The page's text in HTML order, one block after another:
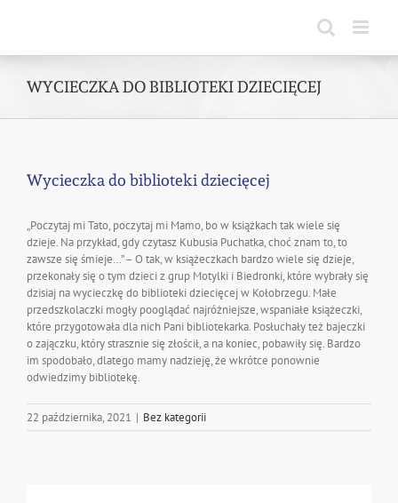
WYCIECZKA DO BIBLIOTEKI DZIECIĘCEJ
Wycieczka do biblioteki dziecięcej
„Poczytaj mi Tato, poczytaj mi Mamo, bo w książkach tak wiele się
dzieje. Na przykład, gdy czytasz Kubusia Puchatka, choć znam to, to
zawsze się śmieje…” – O tak, w książeczkach bardzo wiele się dzieje,
przekonały się o tym dzieci z grup Motylki i Biedronki, które wybrały się
dzisiaj na wycieczkę do biblioteki dziecięcej w Kołobrzegu. Małe
przedszkolaczki mogły pooglądać najróżniejsze, wspaniałe książeczki,
które przygotowała dla nich Pani bibliotekarka. Posłuchały też bajeczki
o zajączku, który strasznie się złościł, a na koniec, pobawiły się. Bardzo
im spodobało, dlatego mamy nadzieję, że wkrótce ponownie
odwiedzimy bibliotekę.
22 października, 2021 | Bez kategorii